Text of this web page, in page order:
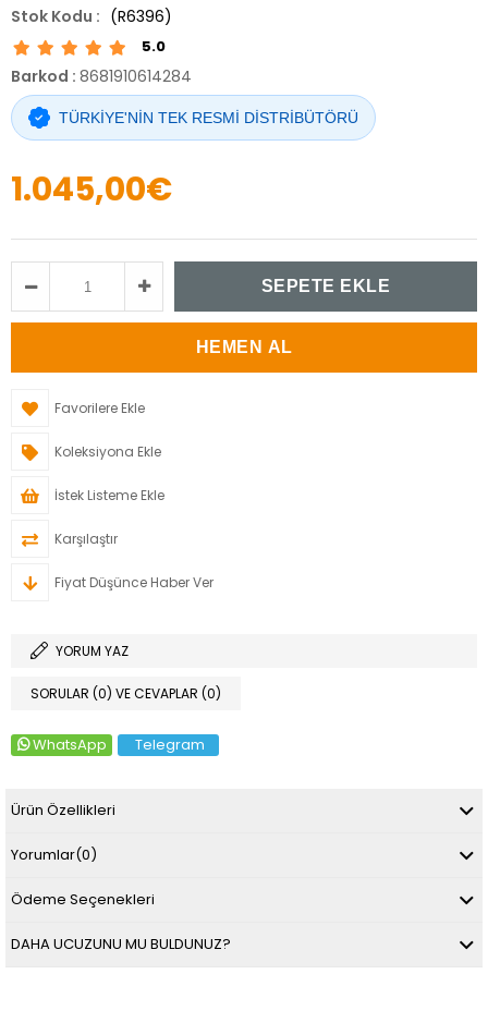
(R6396)
5.0
Barkod : 8681910614284
TÜRKİYE'NİN TEK RESMİ DİSTRİBÜTÖRÜ
1.045,00€
Favorilere Ekle
Koleksiyona Ekle
İstek Listeme Ekle
Karşılaştır
Fiyat Düşünce Haber Ver
YORUM YAZ
SORULAR (0) VE CEVAPLAR (0)
WhatsApp Telegram
Ürün Özellikleri
Yorumlar(0)
Ödeme Seçenekleri
DAHA UCUZUNU MU BULDUNUZ?